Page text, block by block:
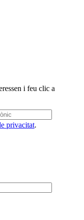
i feu clic a
privacitat.